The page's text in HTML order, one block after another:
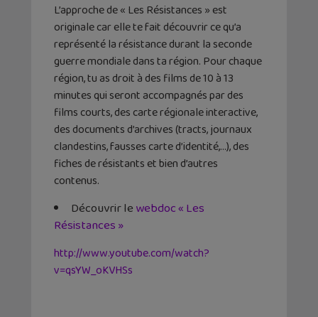
L’approche de « Les Résistances » est
originale car elle te fait découvrir ce qu’a
représenté la résistance durant la seconde
guerre mondiale dans ta région. Pour chaque
région, tu as droit à des films de 10 à 13
minutes qui seront accompagnés par des
films courts, des carte régionale interactive,
des documents d’archives (tracts, journaux
clandestins, fausses carte d’identité,…), des
fiches de résistants et bien d’autres
contenus.
Découvrir lewebdoc « Les
Résistances »
http://www.youtube.com/watch?
v=qsYW_oKVHSs